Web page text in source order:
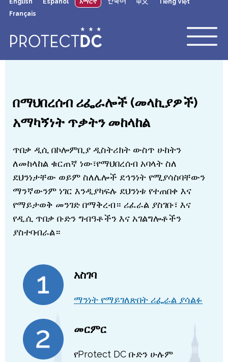
Skip to main content
English Español አማርኛ 한국어 中文
Tiếng Việt
Français
በማህበረሰብ ሪፌራሎች (መላኪያዎች)
አማካኝነት ጥቃትን መከላከል
ጥበቃ ዲሲ በኮሎምቢያ ዲስትሪክት ውስጥ ሁከትን
ለመከላከል ቁርጠኛ ነው፣የማህበረሰብ አባላት ስለ
ደህንነታቸው ወይም ስለሌሎች ደኅንነት የሚያሳስባቸውን
ማንኛውንም ነገር እንዲያካፍሉ ደህንነቱ የተጠበቀ እና
የማይታወቅ መንገድ በማቅረብ። ሪፈራል ያስገቡ፣ እና
የዲ.ሲ ጥበቃ ቡድን ግብዓቶችን እና አገልግሎቶችን
ያስተባብራል።
አስገባ
ማንነት የማይገለጽበት ሪፌራል ያሳልፉ
መርምር
የProtect DC ቡድን ሁሉም